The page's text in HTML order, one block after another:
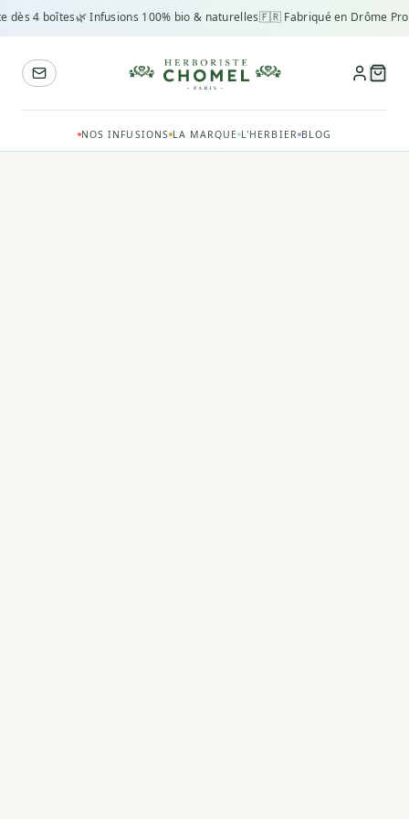
dès 4 boîtes🌿 Infusions 100% bio & naturelles🇫🇷 Fabriqué en Drôme
NOS INFUSIONS LA MARQUE L'HERBIER BLOG